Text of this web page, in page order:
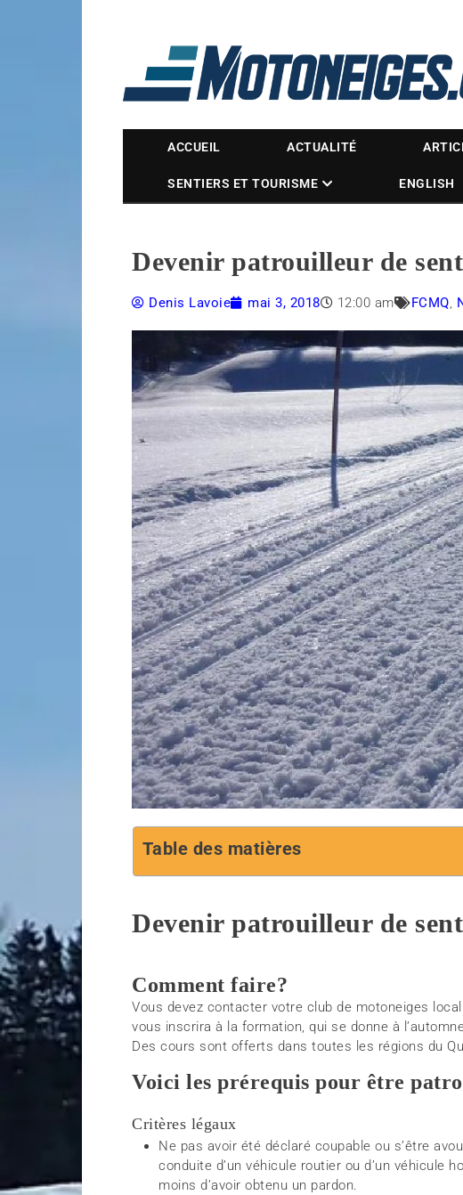
Magazine Motoneiges.ca
ACCUEIL ACTUALITÉ
SENTIERS ET TOURISME ENGLISH
Devenir patrouilleur de
Denis Lavoie mai 3, 2018 12:00 am FCMQ,
Table des matières
Devenir patrouilleur de
Comment faire?
Vous devez contacter votre club de motoneiges
vous inscrira à la formation, qui se donne à
Des cours sont offerts dans toutes les régions du
Voici les prérequis pour être
Critères légaux
Ne pas avoir été déclaré coupable ou s’être
conduite d’un véhicule routier ou d’un véhicule
moins d’avoir obtenu un pardon.